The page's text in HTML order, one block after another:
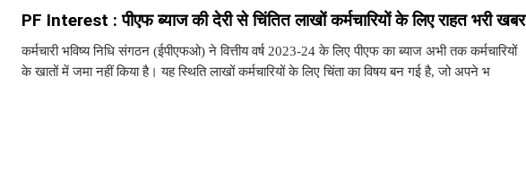
PF Interest : पीएफ ब्याज की देरी से चिंतित लाखों कर्मचारियों के लिए राहत भरी खबर
कर्मचारी भविष्य निधि संगठन (ईपीएफओ) ने वित्तीय वर्ष 2023-24 के लिए पीएफ का ब्याज अभी तक कर्मचारियों
के खातों में जमा नहीं किया है। यह स्थिति लाखों कर्मचारियों के लिए चिंता का विषय बन गई है, जो अपने भ